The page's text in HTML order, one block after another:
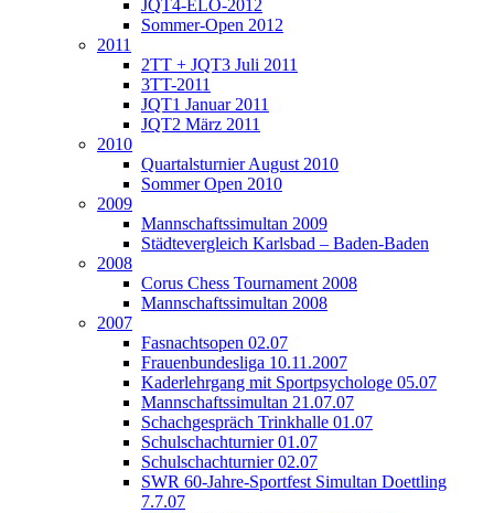
JQT4-ELO-2012
Sommer-Open 2012
2011
2TT + JQT3 Juli 2011
3TT-2011
JQT1 Januar 2011
JQT2 März 2011
2010
Quartalsturnier August 2010
Sommer Open 2010
2009
Mannschaftssimultan 2009
Städtevergleich Karlsbad – Baden-Baden
2008
Corus Chess Tournament 2008
Mannschaftssimultan 2008
2007
Fasnachtsopen 02.07
Frauenbundesliga 10.11.2007
Kaderlehrgang mit Sportpsychologe 05.07
Mannschaftssimultan 21.07.07
Schachgespräch Trinkhalle 01.07
Schulschachturnier 01.07
Schulschachturnier 02.07
SWR 60-Jahre-Sportfest Simultan Doettling
7.7.07